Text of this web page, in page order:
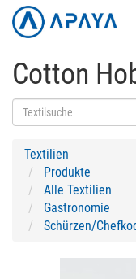
Cotton
Textilien
Produkte
Alle Textilien
Gastronomie
Schürzen/